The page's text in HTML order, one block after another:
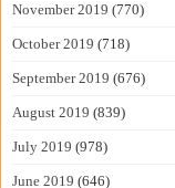
November 2019 (770)
October 2019 (718)
September 2019 (676)
August 2019 (839)
July 2019 (978)
June 2019 (646)